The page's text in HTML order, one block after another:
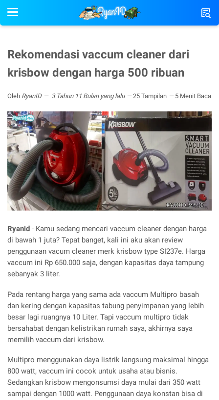
Rekomendasi vaccum cleaner dari
krisbow dengan harga 500 ribuan
Oleh RyanID 3 Tahun 11 Bulan yang lalu 25 Tampilan 5 Menit Baca
Ryanid - Kamu sedang mencari vaccum cleaner dengan harga
di bawah 1 juta? Tepat banget, kali ini aku akan review
penggunaan vacum cleaner merk krisbow type SI237e. Harga
vaccum ini Rp 650.000 saja, dengan kapasitas daya tampung
sebanyak 3 liter.
Pada rentang harga yang sama ada vaccum Multipro basah
dan kering dengan kapasitas tabung penyimpanan yang lebih
besar lagi ruangnya 10 Liter. Tapi vaccum multipro tidak
bersahabat dengan kelistrikan rumah saya, akhirnya saya
memilih vaccum dari krisbow.
Multipro menggunakan daya listrik langsung maksimal hingga
800 watt, vaccum ini cocok untuk usaha atau bisnis.
Sedangkan krisbow mengonsumsi daya mulai dari 350 watt
sampai dengan 1000 watt. Penggunaan daya konstan bisa di